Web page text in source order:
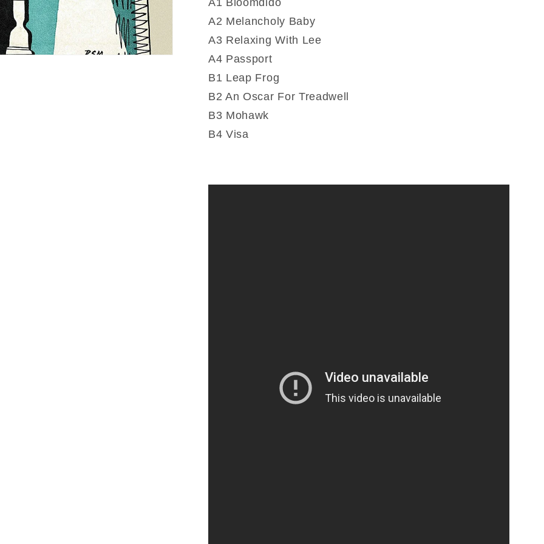
Diz
(Vinyle)
Diz
(Vinyle)
A2 Melancholy Baby
A3 Relaxing With Lee
A4 Passport
B1 Leap Frog
B2 An Oscar For Treadwell
B3 Mohawk
B4 Visa